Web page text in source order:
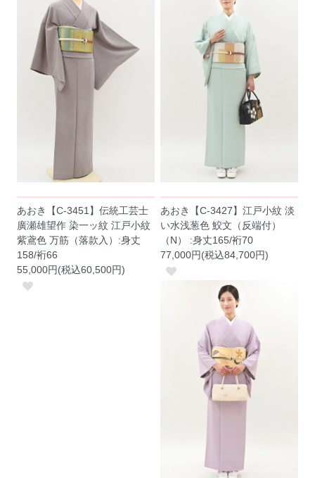
あおき【C-3451】伝統工芸士
廣瀬雄望作 染一ッ紋 江戸小紋
紫鳶色 万筋（落款入）:身丈
158/裄66
55,000円(税込60,500円)
あおき【C-3427】江戸小紋 淡
い水浅葱色 鮫文（反端付）
（N） :身丈165/裄70
77,000円(税込84,700円)